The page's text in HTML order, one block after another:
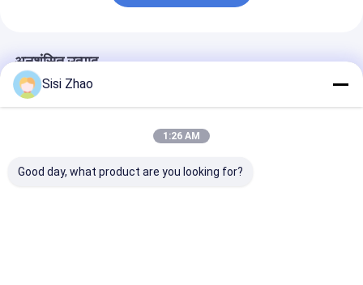
अनुशंसित उत्पाद
Sisi Zhao
1:26 AM
Good day, what product are you looking for?